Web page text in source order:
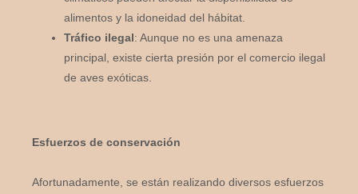
alimentos y la idoneidad del hábitat.
Tráfico ilegal: Aunque no es una amenaza
principal, existe cierta presión por el comercio ilegal
de aves exóticas.
Esfuerzos de conservación
Afortunadamente, se están realizando diversos esfuerzos